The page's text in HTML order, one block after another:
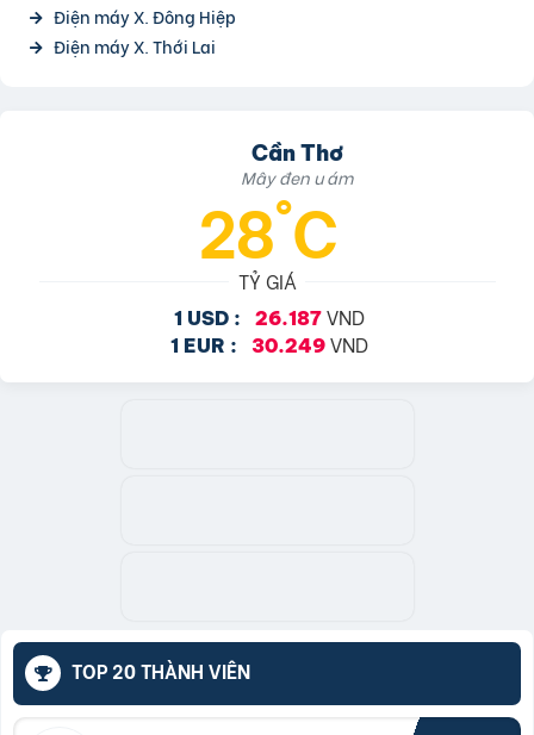
Điện máy X. Đông Hiệp
Điện máy X. Thới Lai
Cần Thơ
Mây đen u ám
28°C
TỶ GIÁ
1 USD : 26.187 VND
1 EUR : 30.249 VND
TOP 20 THÀNH VIÊN